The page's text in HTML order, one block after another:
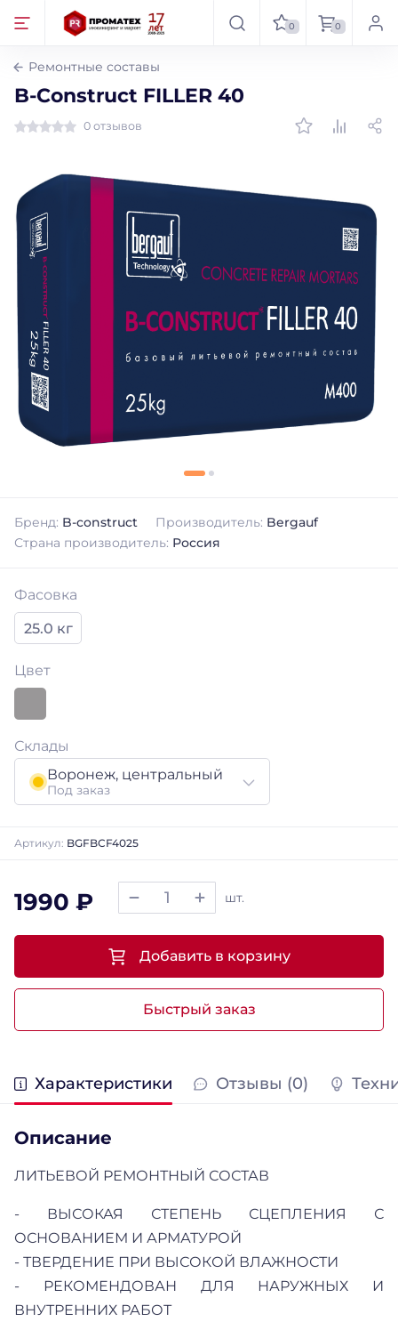
0 0
Ремонтные составы
B-Construct FILLER 40
0 отзывов
Бренд: B-construct Производитель: Bergauf
Страна производитель: Россия
Фасовка
25.0 кг
Цвет
Склады
Воронеж, центральный
Под заказ
Артикул: BGFBCF4025
1990 ₽ шт.
Быстрый заказ
Добавить в корзину
Характеристики Отзывы (0)
Описание
ЛИТЬЕВОЙ РЕМОНТНЫЙ СОСТАВ
- ВЫСОКАЯ СТЕПЕНЬ СЦЕПЛЕНИЯ С
ОСНОВАНИЕМ И АРМАТУРОЙ
- ТВЕРДЕНИЕ ПРИ ВЫСОКОЙ ВЛАЖНОСТИ
- РЕКОМЕНДОВАН ДЛЯ НАРУЖНЫХ И
ВНУТРЕННИХ РАБОТ